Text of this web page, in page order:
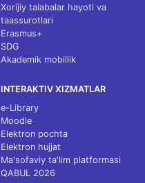
Xorijiy talabalar hayoti va
taassurotlari
Erasmus+
SDG
Akademik mobillik
INTERAKTIV XIZMATLAR
e-Library
Moodle
Elektron pochta
Elektron hujjat
Ma'sofaviy ta'lim platformasi
QABUL 2026